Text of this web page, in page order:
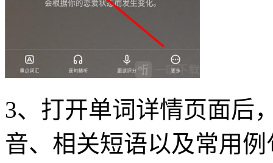
3、打开单词详情页面后
音、相关短语以及常用